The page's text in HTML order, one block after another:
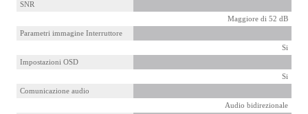
SNR
Maggiore di 52 dB
Parametri immagine Interruttore
Si
Impostazioni OSD
Si
Comunicazione audio
Audio bidirezionale